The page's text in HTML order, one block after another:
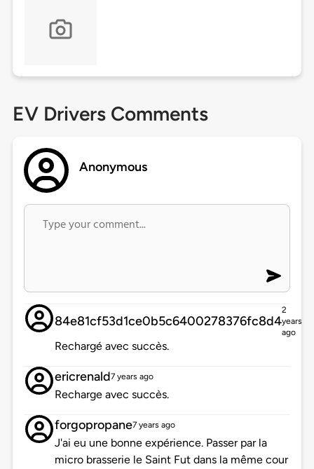
EV Drivers Comments
Anonymous
84e81cf53d1ce0b5c6400278376fc8d4
2
years
ago
Rechargé avec succès.
ericrenald7 years ago
Recharge avec succès.
forgopropane7 years ago
J'ai eu une bonne expérience. Passer par la
micro brasserie le Saint Fut dans la même cour